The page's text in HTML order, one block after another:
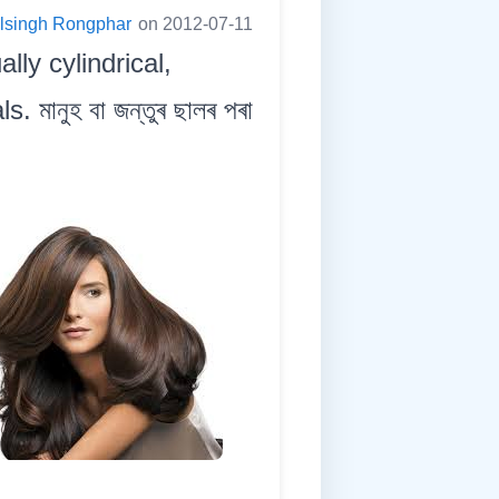
Rongphar on 2012-07-11
cylindrical,
বা জন্তুৰ ছালৰ পৰা